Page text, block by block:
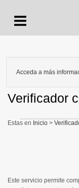
Acceda a más
Inicio >
Verificador
Este servicio permite